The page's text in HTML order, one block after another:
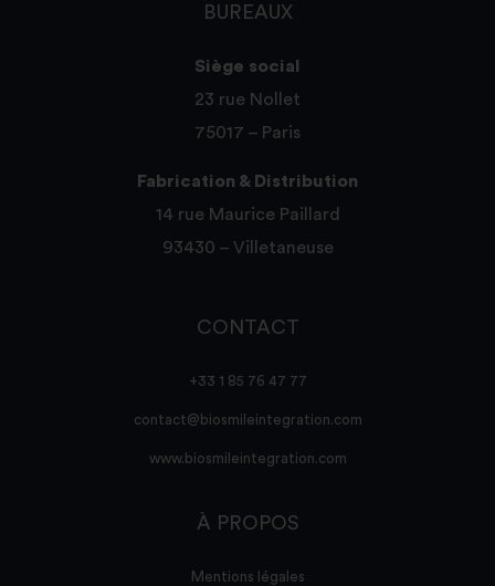
BUREAUX
Siège social
23 rue Nollet
75017 – Paris
Fabrication & Distribution
14 rue Maurice Paillard
93430 – Villetaneuse
CONTACT
+33 1 85 76 47 77
contact@biosmileintegration.com
www.biosmileintegration.com
À PROPOS
Mentions légales